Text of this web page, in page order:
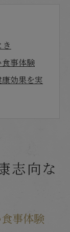
事体験
効果を実
を実践
ランチ提
志向な
事体験